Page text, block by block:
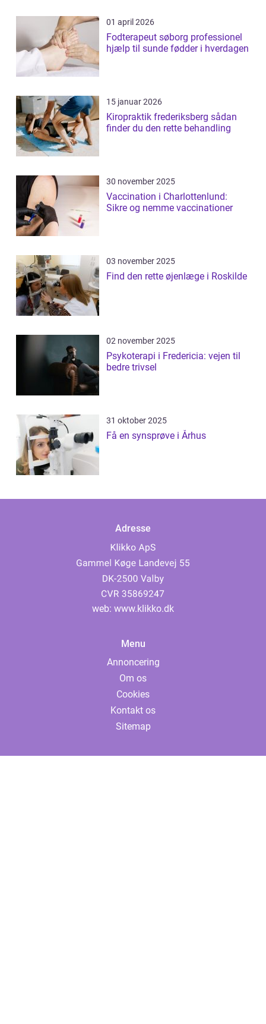
01 april 2026
Fodterapeut søborg professionel
hjælp til sunde fødder i hverdagen
15 januar 2026
Kiropraktik frederiksberg sådan
finder du den rette behandling
30 november 2025
Vaccination i Charlottenlund:
Sikre og nemme vaccinationer
03 november 2025
Find den rette øjenlæge i Roskilde
02 november 2025
Psykoterapi i Fredericia: vejen til
bedre trivsel
31 oktober 2025
Få en synsprøve i Århus
Adresse
web: www.klikko.dk
Menu
Annoncering
Om os
Cookies
Kontakt os
Sitemap